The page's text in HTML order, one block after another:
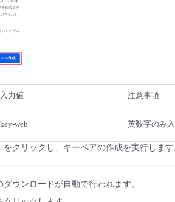
入力値 注意事項
key-web 英数字のみ
クリックし、キーペアの作成を実行します
ウンロードが自動で行われます。